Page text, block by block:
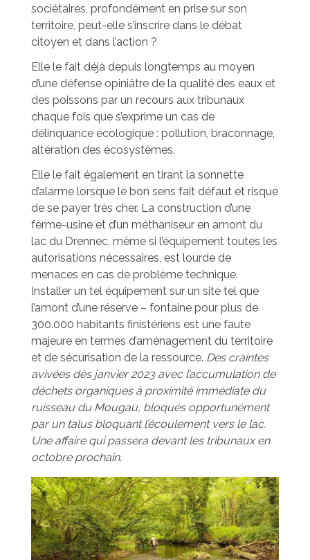
sociétaires, profondément en prise sur son
territoire, peut-elle s’inscrire dans le débat
citoyen et dans l’action ?
Elle le fait déjà depuis longtemps au moyen
d’une défense opiniâtre de la qualité des eaux et
des poissons par un recours aux tribunaux
chaque fois que s’exprime un cas de
délinquance écologique : pollution, braconnage,
altération des écosystèmes.
Elle le fait également en tirant la sonnette
d’alarme lorsque le bon sens fait défaut et risque
de se payer très cher. La construction d’une
ferme-usine et d’un méthaniseur en amont du
lac du Drennec, même si l’équipement toutes les
autorisations nécessaires, est lourde de
menaces en cas de problème technique.
Installer un tel équipement sur un site tel que
l’amont d’une réserve – fontaine pour plus de
300.000 habitants finistériens est une faute
majeure en termes d’aménagement du territoire
et de sécurisation de la ressource. Des craintes
avivées dès janvier 2023 avec l’accumulation de
déchets organiques à proximité immédiate du
ruisseau du Mougau, bloqués opportunément
par un talus bloquant l’écoulement vers le lac.
Une affaire qui passera devant les tribunaux en
octobre prochain.